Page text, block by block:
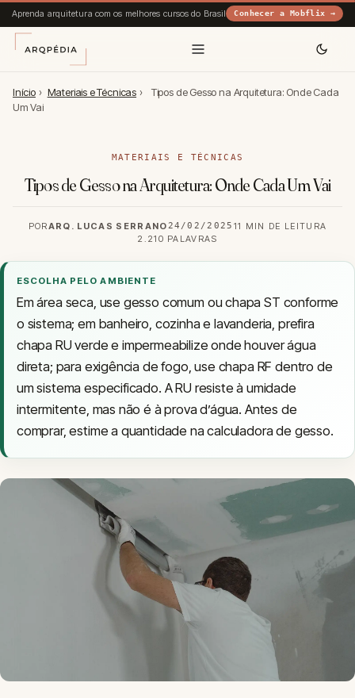
Aprenda arquitetura com os melhores cursos do Brasil Conhecer a Mobflix →
Início › Materiais e Técnicas ›
Tipos de Gesso na Arquitetura: Onde Cada
Um Vai
MATERIAIS E TÉCNICAS
Tipos de Gesso na Arquitetura: Onde Cada Um Vai
PORARQ. LUCAS SERRANO24/02/2025 11 MIN DE LEITURA
2.210 PALAVRAS
ESCOLHA PELO AMBIENTE
Em área seca, use gesso comum ou chapa ST conforme
o sistema; em banheiro, cozinha e lavanderia, prefira
chapa RU verde e impermeabilize onde houver água
direta; para exigência de fogo, use chapa RF dentro de
um sistema especificado. A RU resiste à umidade
intermitente, mas não é à prova d’água. Antes de
comprar, estime a quantidade nacalculadora de gesso.